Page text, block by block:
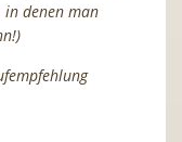
denen man